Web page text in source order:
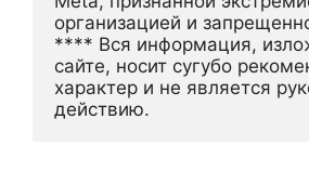
организацией и
**** Вся информация,
сайте, носит сугубо
характер и не является
действию.